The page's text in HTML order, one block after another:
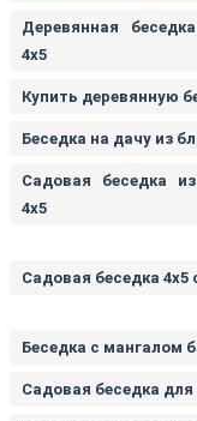
Деревянная
4х5
Купить деревянную
Беседка на дачу из
Садовая беседка
4х5
Садовая беседка 4х5
Беседка с мангалом
Садовая беседка